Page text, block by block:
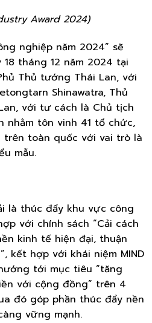
Award 2024)
nghiệp năm 2024” sẽ
tháng 12 năm 2024 tại
Thủ tướng Thái Lan, với
Shinawatra, Thủ
với tư cách là Chủ tịch
nhằm tôn vinh 41 tổ chức,
trên toàn quốc với vai trò là
mẫu.
là thúc đẩy khu vực công
với chính sách “Cải cách
kinh tế hiện đại, thuận
kết hợp với khái niệm MIND
tới mục tiêu “tăng
với cộng đồng” trên 4
đó góp phần thúc đẩy nền
vững mạnh.